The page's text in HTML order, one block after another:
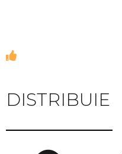
DISTRIBUIE